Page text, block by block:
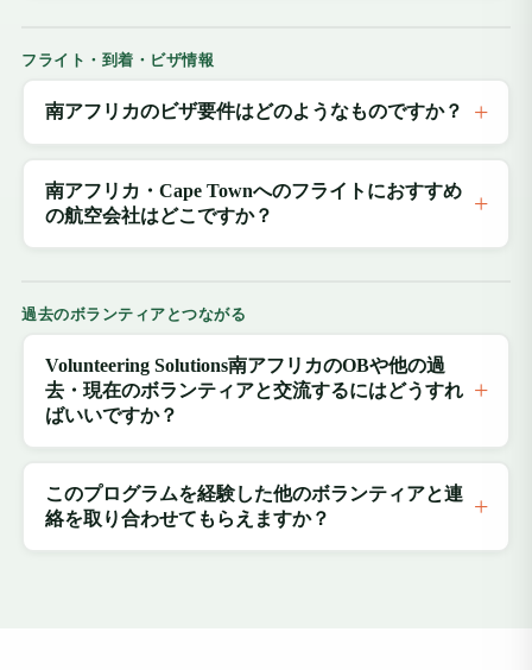
フライト・到着・ビザ情報
南アフリカのビザ要件はどのようなものですか？
南アフリカ・Cape Townへのフライトにおすすめ
の航空会社はどこですか？
過去のボランティアとつながる
Volunteering Solutions南アフリカのOBや他の過
去・現在のボランティアと交流するにはどうすれ
ばいいですか？
このプログラムを経験した他のボランティアと連
絡を取り合わせてもらえますか？